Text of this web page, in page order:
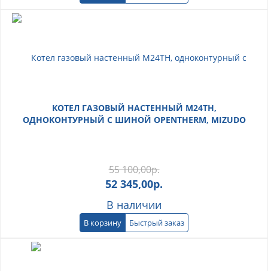
КОТЕЛ ГАЗОВЫЙ НАСТЕННЫЙ M24TH,
ОДНОКОНТУРНЫЙ С ШИНОЙ OPENTHERM, MIZUDO
55 100,00р.
52 345,00р.
В наличии
В корзину Быстрый заказ